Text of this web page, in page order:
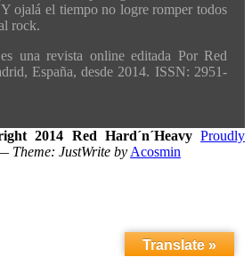
ojalá el tiempo no logre romper todos
rock.
una revista online editada Por Red
España, desde 2014. ISSN: 2951-
2014 Red Hard´n´Heavy Proudly
Theme: JustWrite by Acosmin
Translate »